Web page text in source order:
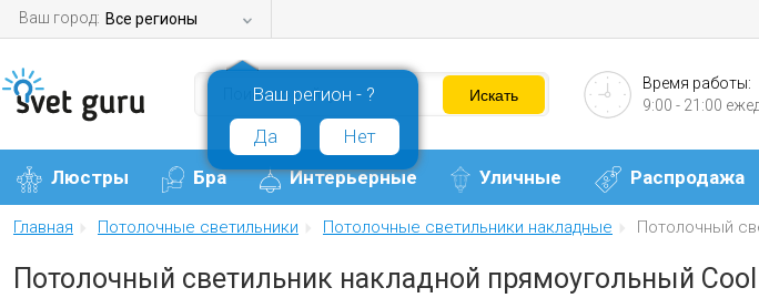
Ваш город: Все регионы
Ваш регион - ?
Да
Нет
Время работы:
9:00 - 21:00
Люстры Бра Интерьерные Уличные Распродажа
Главная Потолочные светильники Потолочные светильники накладные Потолочный
Потолочный светильник накладной прямоугольный